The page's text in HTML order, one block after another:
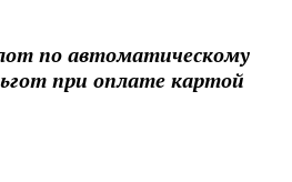
по автоматическому
при оплате картой